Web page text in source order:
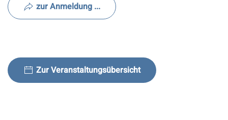
zur Anmeldung ...
Zur Veranstaltungsübersicht